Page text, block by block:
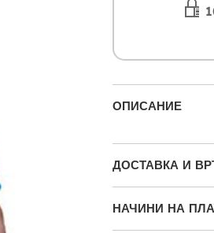
ОПИСАНИЕ
ДОСТАВКА И
НАЧИНИ НА